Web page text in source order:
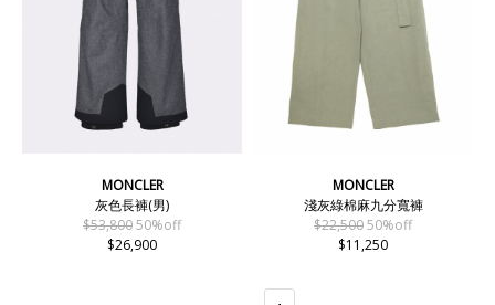
MONCLER
灰色長褲(男)
$53,80050%off
$26,900
MONCLER
淺灰綠棉麻九分寬褲
$22,50050%off
$11,250